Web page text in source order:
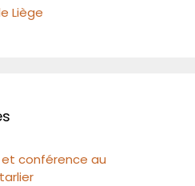
Liège
conférence au